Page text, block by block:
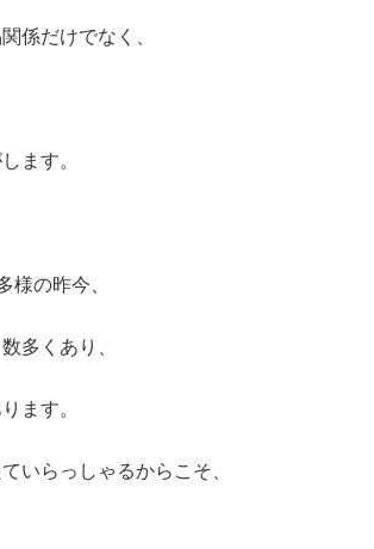
係だけでなく、
ます。
様の昨今、
多くあり、
ます。
いらっしゃるからこそ、